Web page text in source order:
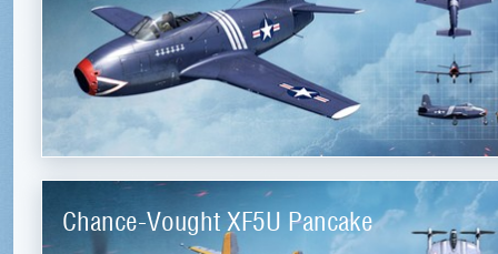
Chance-Vought XF5U Pancake